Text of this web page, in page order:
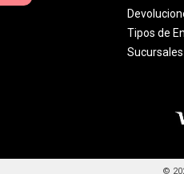
Tipos de
Sucursales
©